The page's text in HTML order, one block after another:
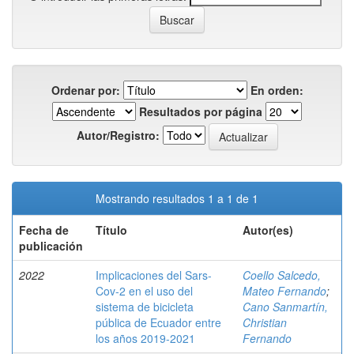
Ordenar por:
En orden:
Resultados por página
Autor/Registro:
Mostrando resultados 1 a 1 de 1
Fecha de
publicación
Título Autor(es)
2022
Implicaciones del Sars-
Cov-2 en el uso del
sistema de bicicleta
pública de Ecuador entre
los años 2019-2021
Coello Salcedo,
Mateo Fernando;
Cano Sanmartín,
Christian
Fernando